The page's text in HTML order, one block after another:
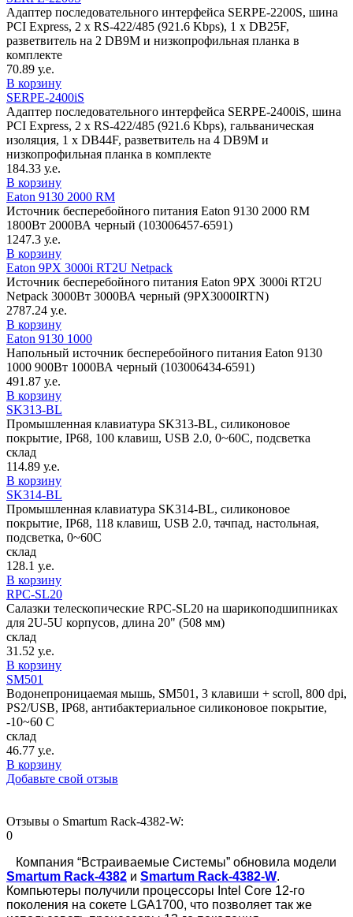
Адаптер последовательного интерфейса SERPE-2200S, шина
PCI Express, 2 x RS-422/485 (921.6 Kbps), 1 x DB25F,
разветвитель на 2 DB9M и низкопрофильная планка в
комплекте
70.89 у.е.
В корзину
SERPE-2400iS
Адаптер последовательного интерфейса SERPE-2400iS, шина
PCI Express, 2 x RS-422/485 (921.6 Kbps), гальваническая
изоляция, 1 x DB44F, разветвитель на 4 DB9M и
низкопрофильная планка в комплекте
184.33 у.е.
В корзину
Eaton 9130 2000 RM
Источник бесперебойного питания Eaton 9130 2000 RM
1800Вт 2000ВА черный (103006457-6591)
1247.3 у.е.
В корзину
Eaton 9PX 3000i RT2U Netpack
Источник бесперебойного питания Eaton 9PX 3000i RT2U
Netpack 3000Вт 3000ВА черный (9PX3000IRTN)
2787.24 у.е.
В корзину
Eaton 9130 1000
Напольный источник бесперебойного питания Eaton 9130
1000 900Вт 1000ВА черный (103006434-6591)
491.87 у.е.
В корзину
SK313-BL
Промышленная клавиатура SK313-BL, силиконовое
покрытие, IP68, 100 клавиш, USB 2.0, 0~60C, подсветка
склад
114.89 у.е.
В корзину
SK314-BL
Промышленная клавиатура SK314-BL, силиконовое
покрытие, IP68, 118 клавиш, USB 2.0, тачпад, настольная,
подсветка, 0~60C
склад
128.1 у.е.
В корзину
RPC-SL20
Салазки телескопические RPC-SL20 на шарикоподшипниках
для 2U-5U корпусов, длина 20" (508 мм)
склад
31.52 у.е.
В корзину
SM501
Водонепроницаемая мышь, SM501, 3 клавиши + scroll, 800 dpi,
PS2/USB, IP68, антибактериальное силиконовое покрытие,
-10~60 C
склад
46.77 у.е.
В корзину
Добавьте свой отзыв
Отзывы о Smartum Rack-4382-W:
0
Компания “Встраиваемые Системы” обновила модели
Smartum Rack-4382 и Smartum Rack-4382-W.
Компьютеры получили процессоры Intel Core 12-го
поколения на сокете LGA1700, что позволяет так же